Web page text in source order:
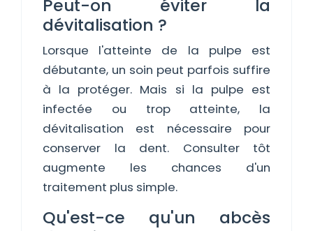
Peut-on éviter la
dévitalisation ?
Lorsque l'atteinte de la pulpe est
débutante, un soin peut parfois suffire
à la protéger. Mais si la pulpe est
infectée ou trop atteinte, la
dévitalisation est nécessaire pour
conserver la dent. Consulter tôt
augmente les chances d'un
traitement plus simple.
Qu'est-ce qu'un abcès